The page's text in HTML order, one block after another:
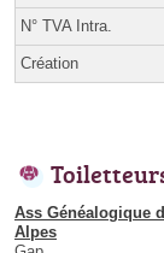
N° TVA Intra.
Création
Ass Généalogique
Alpes